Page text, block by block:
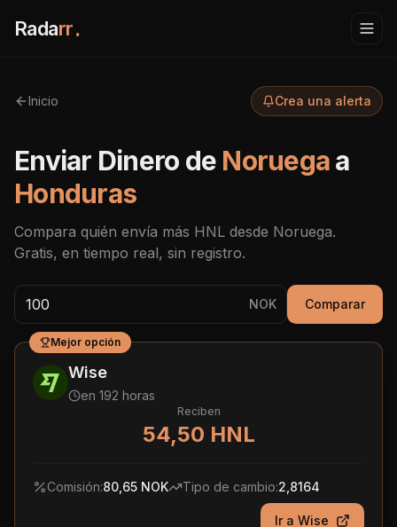
Radarr.
Inicio Crea una alerta
Enviar Dinero de Noruegaa
Honduras
Compara quién envía más HNL desde Noruega.
Gratis, en tiempo real, sin registro.
NOK Comparar
Mejor opción
Wise
en 192 horas
Reciben
54,50 HNL
Comisión:80,65 NOK Tipo de cambio:2,8164
Ir a Wise